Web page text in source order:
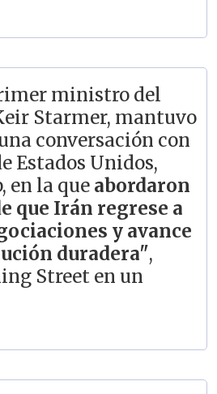
ministro del
Starmer, mantuvo
conversación con
Estados Unidos,
en la que abordaron
que Irán regrese a
y avance
duradera",
Street en un